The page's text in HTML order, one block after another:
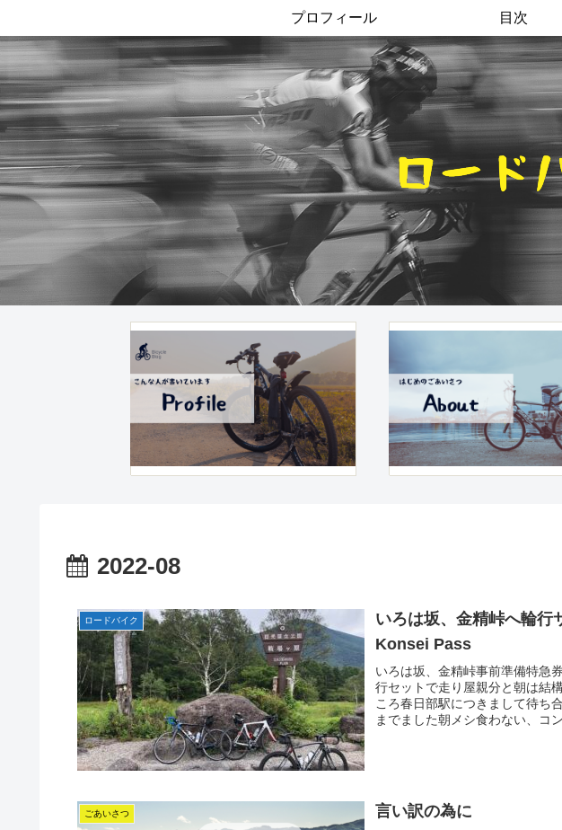
プロフィール 目次
2022-08
ロードバイク
いろは坂、金精峠へ輪
Konsei Pass
いろは坂、金精峠事前準備特急
行セットで走り屋親分と朝は結
ころ春日部駅につきまして待ち
までました朝メシ食わない、コ
ごあいさつ 言い訳の為に